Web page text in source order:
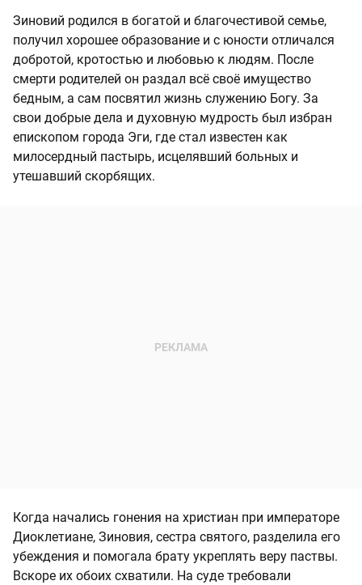
Зиновий родился в богатой и благочестивой семье,
получил хорошее образование и с юности отличался
добротой, кротостью и любовью к людям. После
смерти родителей он раздал всё своё имущество
бедным, а сам посвятил жизнь служению Богу. За
свои добрые дела и духовную мудрость был избран
епископом города Эги, где стал известен как
милосердный пастырь, исцелявший больных и
утешавший скорбящих.
Когда начались гонения на христиан при императоре
Диоклетиане, Зиновия, сестра святого, разделила его
убеждения и помогала брату укреплять веру паствы.
Вскоре их обоих схватили. На суде требовали